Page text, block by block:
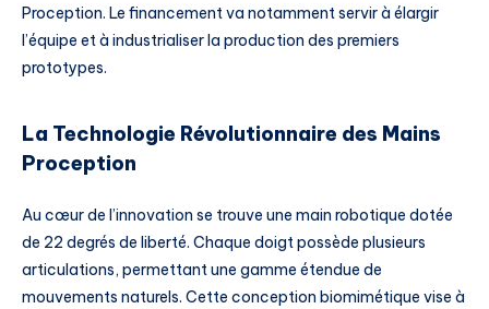
Proception. Le financement va notamment servir à élargir
l’équipe et à industrialiser la production des premiers
prototypes.
La Technologie Révolutionnaire des Mains
Proception
Au cœur de l’innovation se trouve une main robotique dotée
de 22 degrés de liberté. Chaque doigt possède plusieurs
articulations, permettant une gamme étendue de
mouvements naturels. Cette conception biomimétique vise à